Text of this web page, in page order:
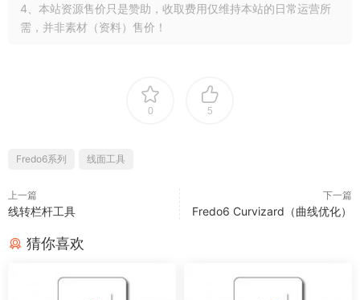
4、本站资源售价只是赞助，收取费用仅维持本站的日常运营所
需，并非素材（资料）售价！
0 5
Fredo6系列 线面工具
上一篇
线转栏杆工具
下一篇
Fredo6 Curvizard（曲线优化）
猜你喜欢